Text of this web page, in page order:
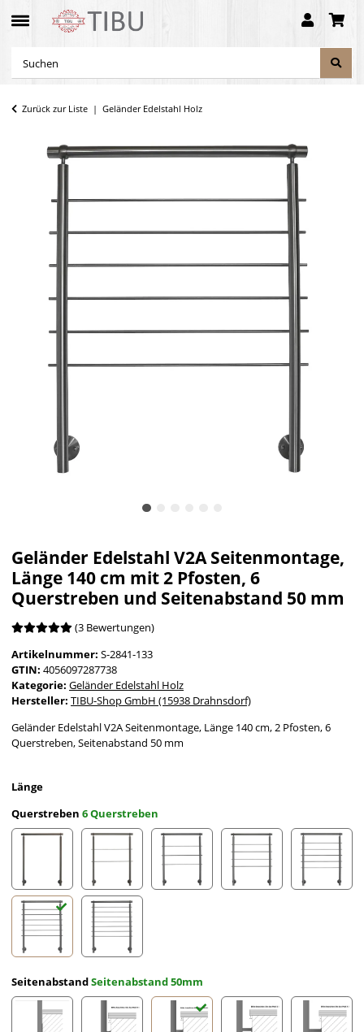
Zurück zur Liste Geländer Edelstahl Holz
Geländer Edelstahl V2A Seitenmontage,
Länge 140 cm mit 2 Pfosten, 6
Querstreben und Seitenabstand 50 mm
(3 Bewertungen)
Artikelnummer: S-2841-133
GTIN: 4056097287738
Kategorie: Geländer Edelstahl Holz
Hersteller: TIBU-Shop GmbH (15938 Drahnsdorf)
Geländer Edelstahl V2A Seitenmontage, Länge 140 cm, 2 Pfosten, 6
Querstreben, Seitenabstand 50 mm
Länge
Querstreben 6 Querstreben
ohne Querstreben2 Querstreben
SeitenabstandSeitenabstand 50mm